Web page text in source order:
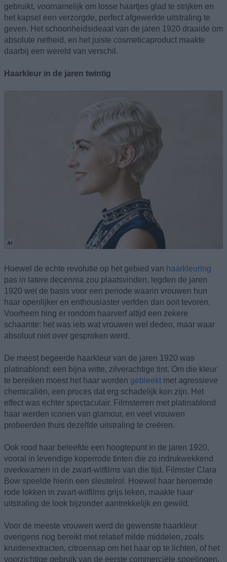
gebruikt, voornamelijk om losse haartjes glad te strijken en
het kapsel een verzorgde, perfect afgewerkte uitstraling te
geven. Het schoonheidsideaal van de jaren 1920 draaide om
absolute netheid, en het juiste cosmeticaproduct maakte
daarbij een wereld van verschil.
Haarkleur in de jaren twintig
Hoewel de echte revolutie op het gebied van haarkleuring
pas in latere decennia zou plaatsvinden, legden de jaren
1920 wel de basis voor een periode waarin vrouwen hun
haar openlijker en enthousiaster verfden dan ooit tevoren.
Voorheen hing er rondom haarverf altijd een zekere
schaamte: het was iets wat vrouwen wel deden, maar waar
absoluut niet over gesproken werd.
De meest begeerde haarkleur van de jaren 1920 was
platinablond: een bijna witte, zilverachtige tint. Om die kleur
te bereiken moest het haar worden gebleekt met agressieve
chemicaliën, een proces dat erg schadelijk kon zijn. Het
effect was echter spectaculair. Filmsterren met platinablond
haar werden iconen van glamour, en veel vrouwen
probeerden thuis dezelfde uitstraling te creëren.
Ook rood haar beleefde een hoogtepunt in de jaren 1920,
vooral in levendige koperrode tinten die zo indrukwekkend
overkwamen in de zwart-witfilms van die tijd. Filmster Clara
Bow speelde hierin een sleutelrol. Hoewel haar beroemde
rode lokken in zwart-witfilms grijs leken, maakte haar
uitstraling de look bijzonder aantrekkelijk en gewild.
Voor de meeste vrouwen werd de gewenste haarkleur
overigens nog bereikt met relatief milde middelen, zoals
kruidenextracten, citroensap om het haar op te lichten, of het
voorzichtige gebruik van de eerste commerciële spoelingen.